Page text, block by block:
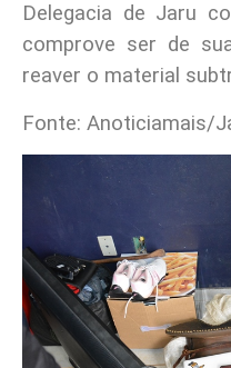
Delegacia de Jaru
comprove ser de
reaver o material
Fonte: Anoticiamais/